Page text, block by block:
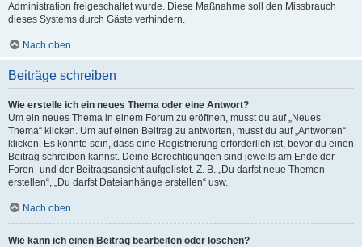
Administration freigeschaltet wurde. Diese Maßnahme soll den Missbrauch
dieses Systems durch Gäste verhindern.
Nach oben
Beiträge schreiben
Wie erstelle ich ein neues Thema oder eine Antwort?
Um ein neues Thema in einem Forum zu eröffnen, musst du auf „Neues
Thema“ klicken. Um auf einen Beitrag zu antworten, musst du auf „Antworten“
klicken. Es könnte sein, dass eine Registrierung erforderlich ist, bevor du einen
Beitrag schreiben kannst. Deine Berechtigungen sind jeweils am Ende der
Foren- und der Beitragsansicht aufgelistet. Z. B. „Du darfst neue Themen
erstellen“, „Du darfst Dateianhänge erstellen“ usw.
Nach oben
Wie kann ich einen Beitrag bearbeiten oder löschen?